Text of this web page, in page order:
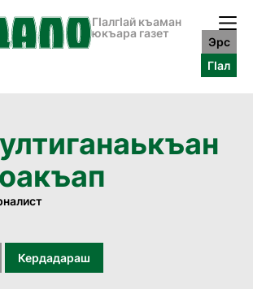
ГӀалгӀай къаман
юкъара газет
Эрс
ГӀал
Кердадараш